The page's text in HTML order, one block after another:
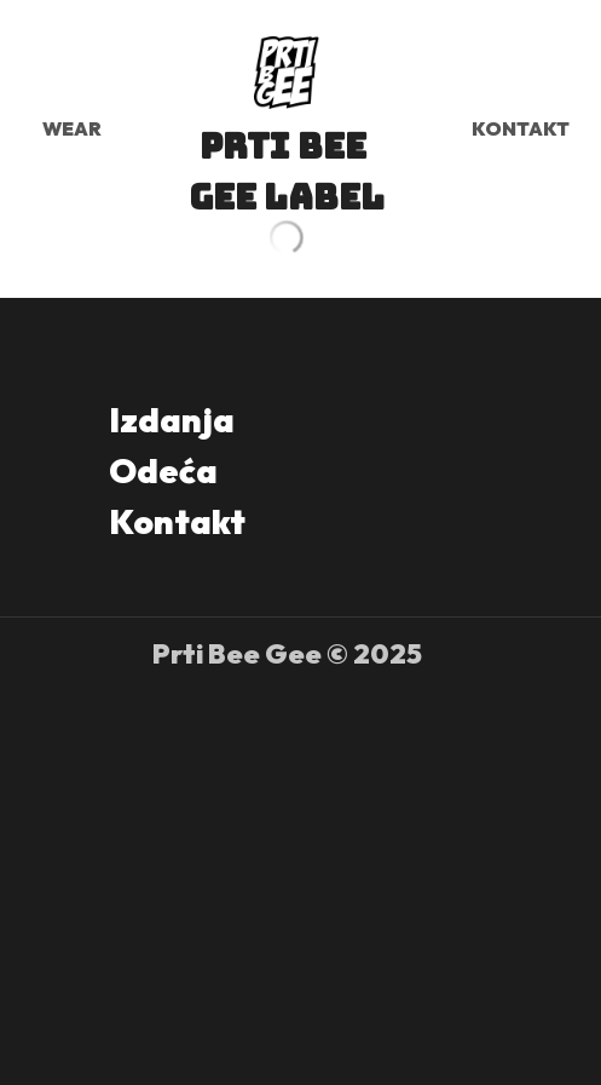
WEAR
prti bee
gee label
KONTAKT
Izdanja
Odeća
Kontakt
Prti Bee Gee © 2025